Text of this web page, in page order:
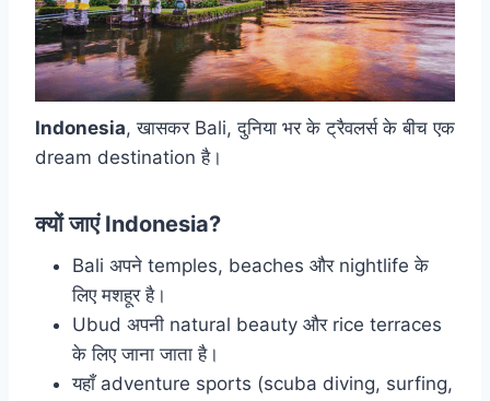
Indonesia, खासकर Bali, दुनिया भर के ट्रैवलर्स के बीच एक
dream destination है।
क्यों जाएं Indonesia?
Bali अपने temples, beaches और nightlife के
लिए मशहूर है।
Ubud अपनी natural beauty और rice terraces
के लिए जाना जाता है।
यहाँ adventure sports (scuba diving, surfing,